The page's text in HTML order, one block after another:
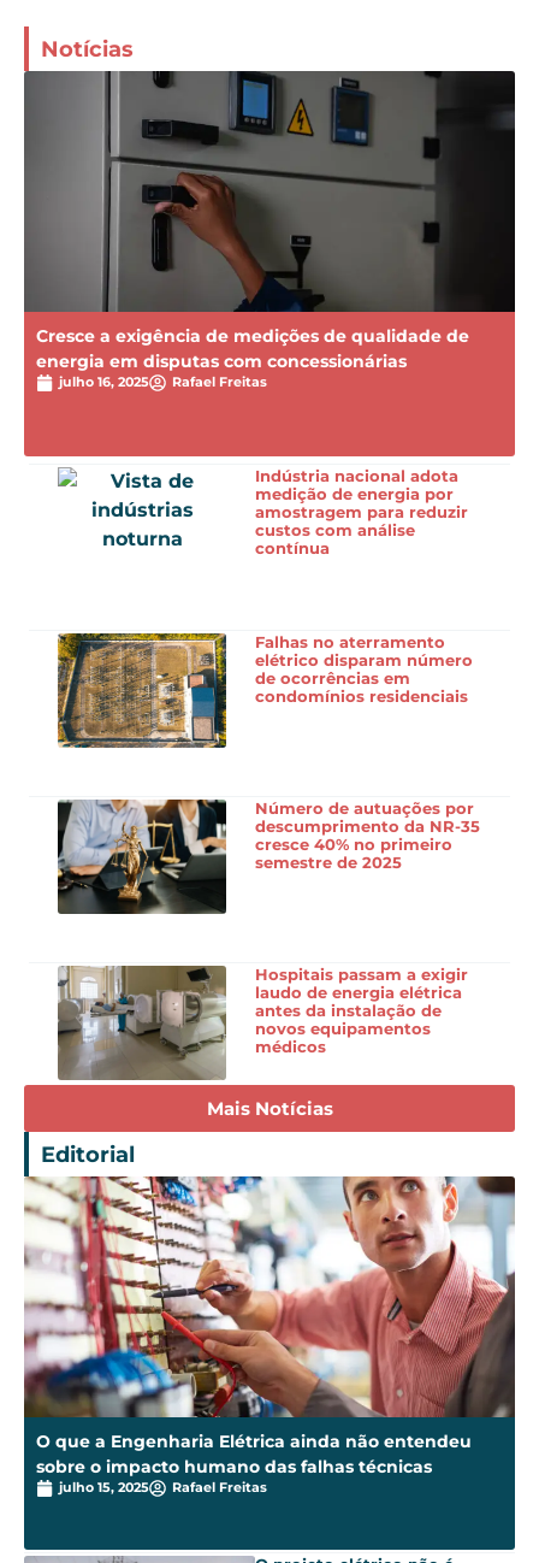
Notícias
Cresce a exigência de medições de qualidade de
energia em disputas com concessionárias
julho 16, 2025 Rafael Freitas
Indústria nacional adota
medição de energia por
amostragem para reduzir
custos com análise
contínua
Falhas no aterramento
elétrico disparam número
de ocorrências em
condomínios residenciais
Número de autuações por
descumprimento da NR-35
cresce 40% no primeiro
semestre de 2025
Hospitais passam a exigir
laudo de energia elétrica
antes da instalação de
novos equipamentos
médicos
Mais Notícias
Editorial
O que a Engenharia Elétrica ainda não entendeu
sobre o impacto humano das falhas técnicas
julho 15, 2025 Rafael Freitas